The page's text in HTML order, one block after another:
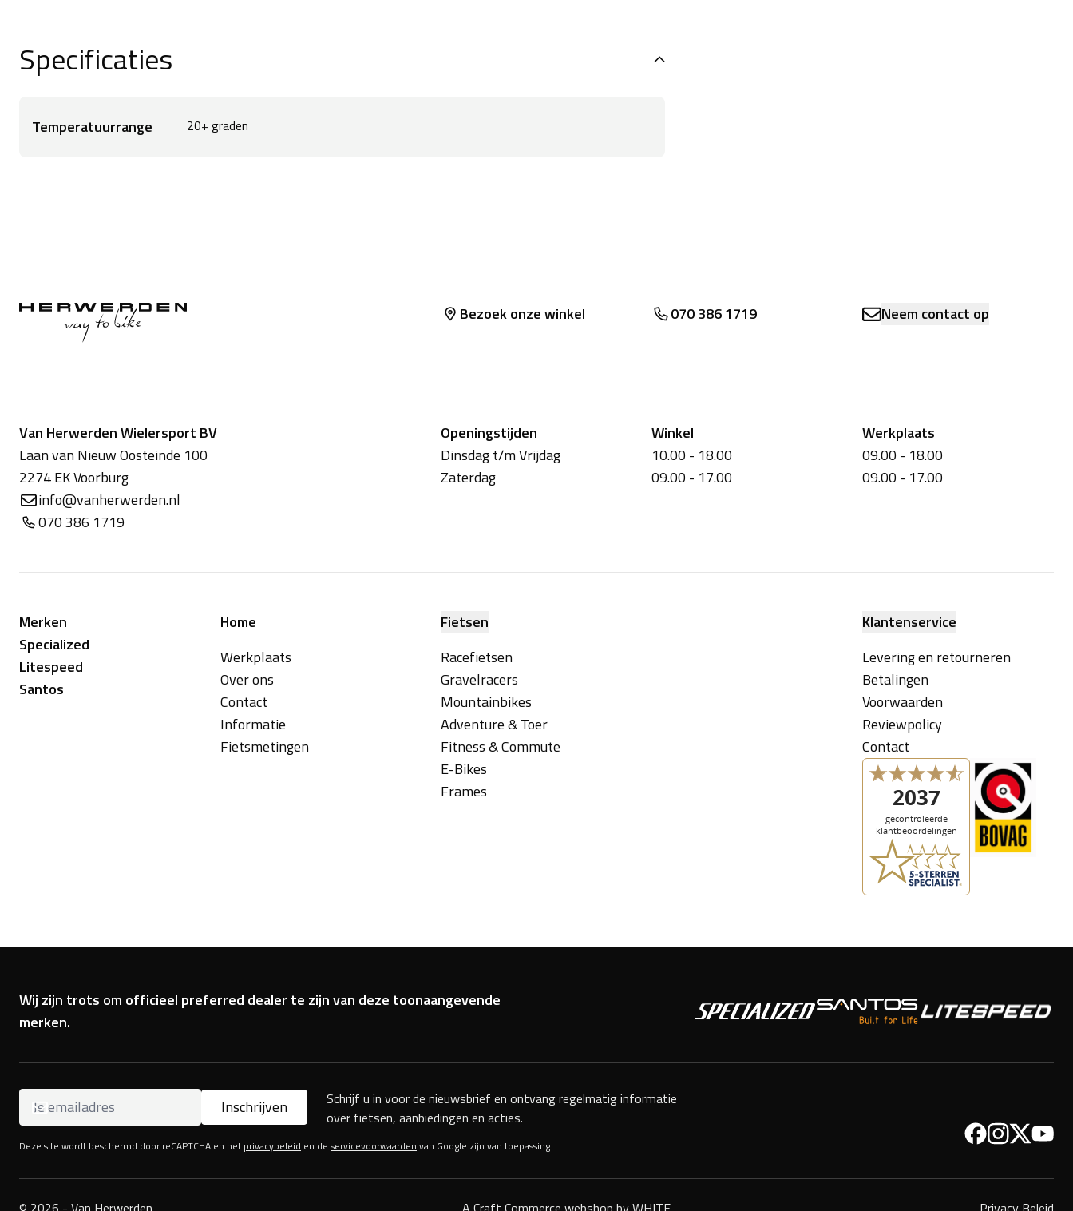
Specificaties
Temperatuurrange 20+ graden
Bezoek onze winkel 070 386 1719 Neem contact op
Van Herwerden Wielersport BV
Laan van Nieuw Oosteinde 100
2274 EK Voorburg
info@vanherwerden.nl
070 386 1719
Openingstijden
Dinsdag t/m Vrijdag
Zaterdag
Winkel
10.00 - 18.00
09.00 - 17.00
Werkplaats
09.00 - 18.00
09.00 - 17.00
Merken
Specialized
Litespeed
Santos
Home
Werkplaats
Over ons
Contact
Informatie
Fietsmetingen
Fietsen
Racefietsen
Gravelracers
Mountainbikes
Adventure & Toer
Fitness & Commute
E-Bikes
Frames
Klantenservice
Levering en retourneren
Betalingen
Voorwaarden
Reviewpolicy
Contact
Wij zijn trots om officieel preferred dealer te zijn van deze toonaangevende
merken.
Schrijf u in voor de nieuwsbrief en ontvang regelmatig informatie
over fietsen, aanbiedingen en acties.
Inschrijven
Deze site wordt beschermd door reCAPTCHA en het privacybeleid en de servicevoorwaarden van Google zijn van toepassing.
Facebook
Instagram
Twitter